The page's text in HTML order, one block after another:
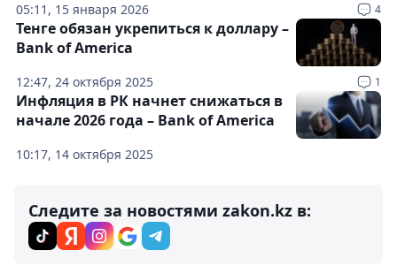
05:11, 15 января 2026 4
12:47, 24 октября 2025 1
Тенге обязан укрепиться к доллару –
Bank of America
10:17, 14 октября 2025
Инфляция в РК начнет снижаться в
начале 2026 года – Bank of America
Следите за новостями zakon.kz в: